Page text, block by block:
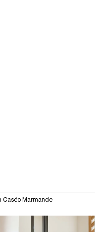
Caséo Marmande